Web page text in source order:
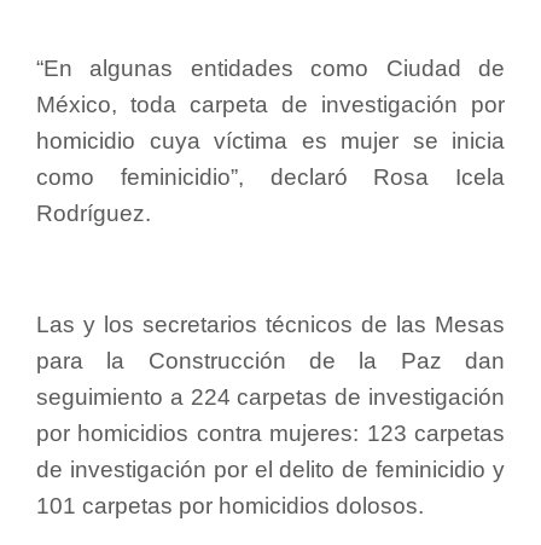
“En algunas entidades como Ciudad de
México, toda carpeta de investigación por
homicidio cuya víctima es mujer se inicia
como feminicidio”, declaró Rosa Icela
Rodríguez.
Las y los secretarios técnicos de las Mesas
para la Construcción de la Paz dan
seguimiento a 224 carpetas de investigación
por homicidios contra mujeres: 123 carpetas
de investigación por el delito de feminicidio y
101 carpetas por homicidios dolosos.